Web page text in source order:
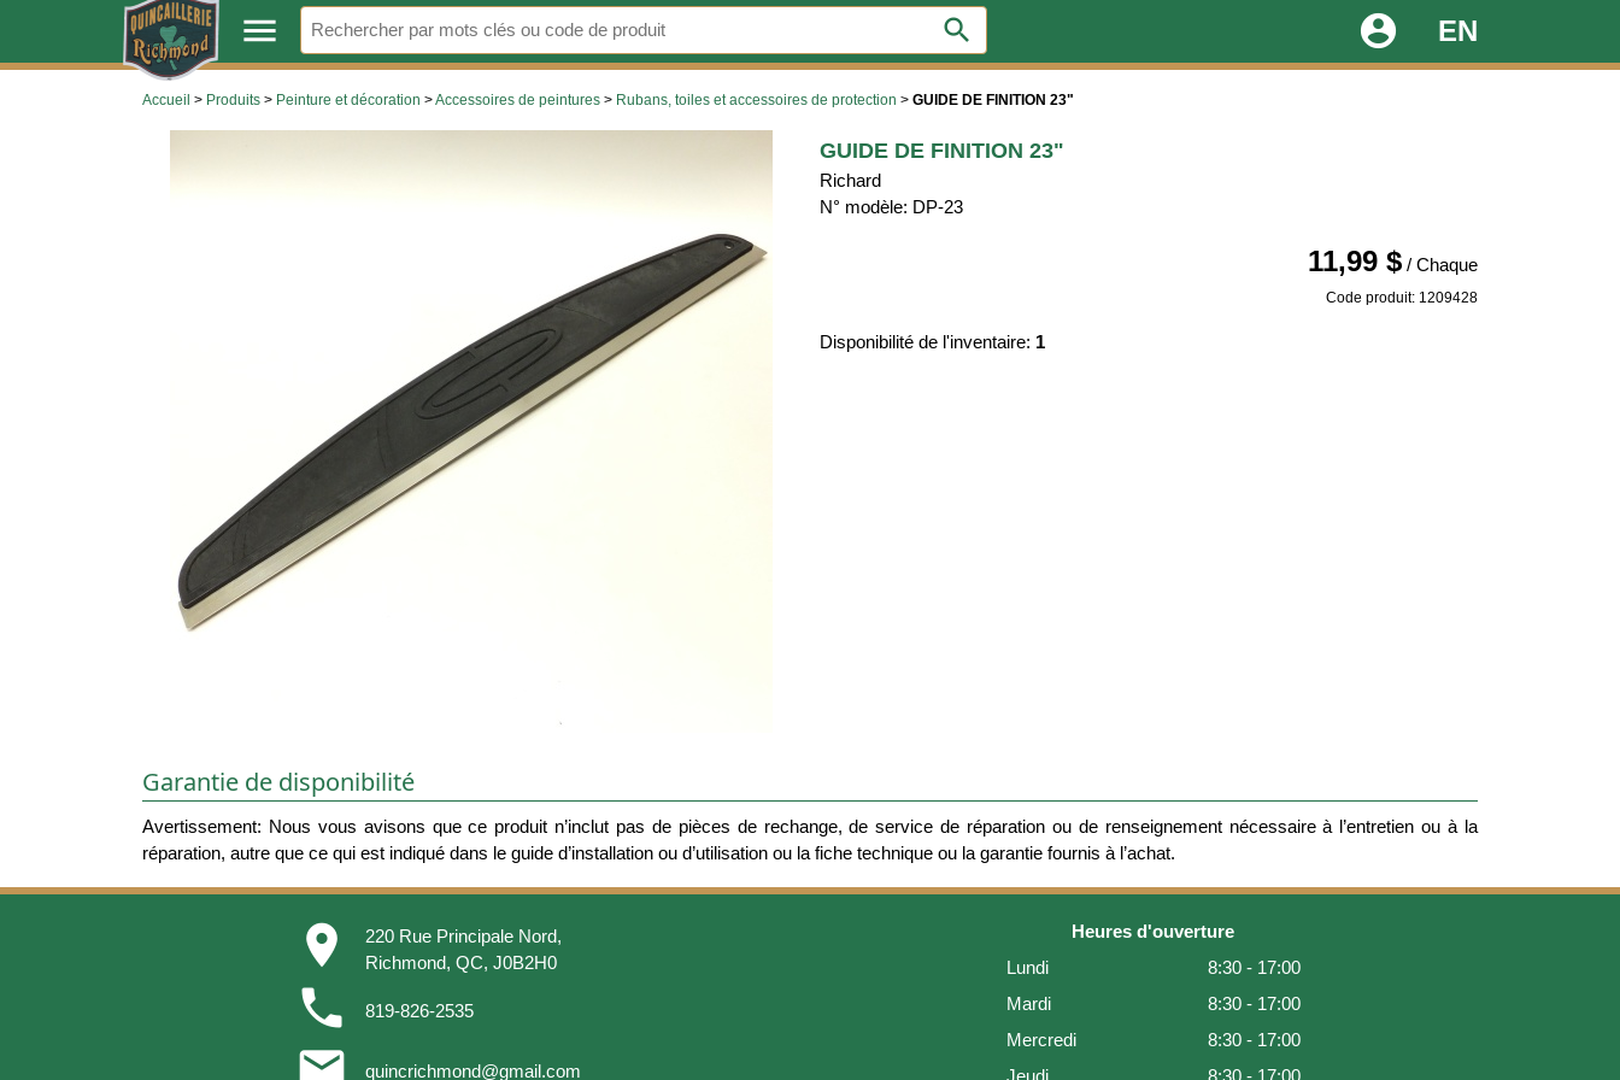
. menu search EN
account_circle
Accueil > Produits > Peinture et décoration >Accessoires de peintures > Rubans, toiles et accessoires de protection > GUIDE DE FINITION 23"
GUIDE DE FINITION 23"
Richard
N° modèle: DP-23
11,99 $/ Chaque
Code produit: 1209428
Disponibilité de l'inventaire: 1
Garantie de disponibilité
Avertissement: Nous vous avisons que ce produit n’inclut pas de pièces de rechange, de service de réparation ou de renseignement nécessaire à l’entretien ou à la
réparation, autre que ce qui est indiqué dans le guide d’installation ou d’utilisation ou la fiche technique ou la garantie fournis à l’achat.
place
220 Rue Principale Nord,
Richmond, QC, J0B2H0
phone 819-826-2535
email quincrichmond@gmail.com
Heures d'ouverture
Lundi
8:30 - 17:00
Mardi
8:30 - 17:00
Mercredi
8:30 - 17:00
Jeudi
8:30 - 17:00